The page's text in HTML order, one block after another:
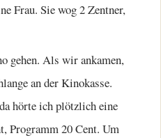
Frau. Sie wog 2 Zentner,
gehen. Als wir ankamen,
an der Kinokasse.
hörte ich plötzlich eine
Programm 20 Cent. Um